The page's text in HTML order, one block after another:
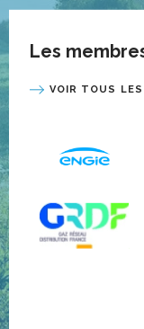
Les
VOIR TOUS LES